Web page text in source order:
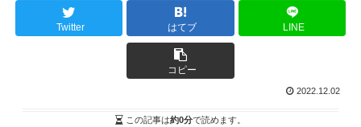
Twitter はてブ LINE
コピー
2022.12.02
この記事は約0分で読めます。